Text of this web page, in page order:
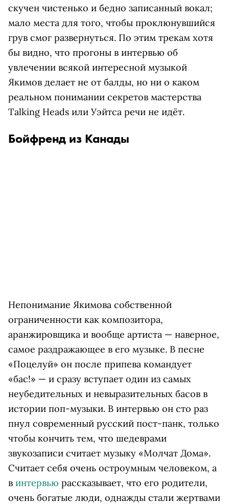
скучен чистенько и бедно записанный вокал;
мало места для того, чтобы проклюнувшийся
грув смог развернуться. По этим трекам хотя
бы видно, что прогоны в интервью об
увлечении всякой интересной музыкой
Якимов делает не от балды, но ни о каком
реальном понимании секретов мастерства
Talking Heads или Уэйтса речи не идёт.
Бойфренд из Канады
Непонимание Якимова собственной
ограниченности как композитора,
аранжировщика и вообще артиста — наверное,
самое раздражающее в его музыке. В песне
«Поцелуй» он после припева командует
«бас!» — и сразу вступает один из самых
неубедительных и невыразительных басов в
истории поп-музыки. В интервью он сто раз
пнул современный русский пост-панк, только
чтобы кончить тем, что шедеврами
звукозаписи считает музыку «Молчат Дома».
Считает себя очень остроумным человеком, а
в интервью рассказывает, что его родители,
очень богатые люди, однажды стали жертвами